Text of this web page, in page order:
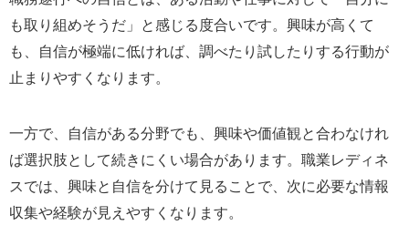
も取り組めそうだ」と感じる度合いです。興味が高くて
も、自信が極端に低ければ、調べたり試したりする行動が
止まりやすくなります。
一方で、自信がある分野でも、興味や価値観と合わなけれ
ば選択肢として続きにくい場合があります。職業レディネ
スでは、興味と自信を分けて見ることで、次に必要な情報
収集や経験が見えやすくなります。